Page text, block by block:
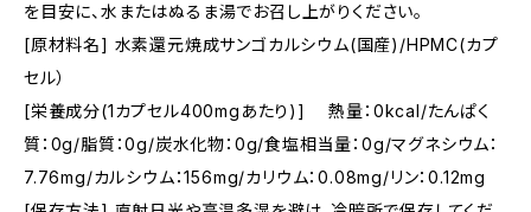
を目安に、水またはぬるま湯でお召し上がりください。
[原材料名] 水素還元焼成サンゴカルシウム(国産)/HPMC(カプ
セル）
[栄養成分(1カプセル400mgあたり)] 熱量：0kcal/たんぱく
質：0g/脂質：0g/炭水化物：0g/食塩相当量：0g/マグネシウム：
7.76mg/カルシウム：156mg/カリウム：0.08mg/リン：0.12mg